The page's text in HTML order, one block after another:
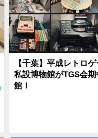
【千葉】平成レトロ
私設博物館がTGS会期
館！